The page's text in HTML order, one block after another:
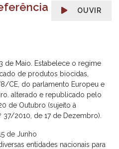
OUVIR
de Maio. Estabelece o regime
de produtos biocidas,
CE, do parlamento Europeu e
alterado e republicado pelo
de Outubro (sujeito à
37/2010, de 17 de Dezembro).
de Junho
entidades nacionais para